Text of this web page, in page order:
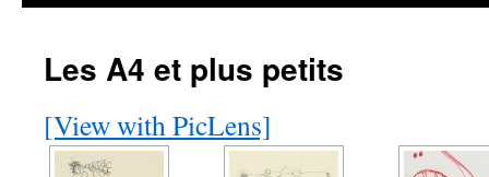
Les A4 et plus petits
[View with PicLens]